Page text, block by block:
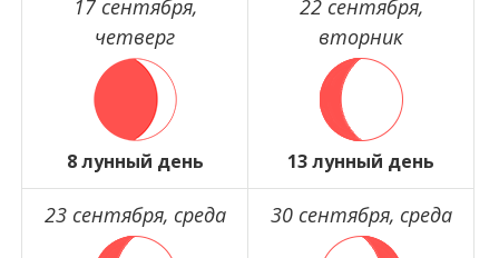
17 сентября,
четверг
8 лунный день
22 сентября,
вторник
13 лунный день
23 сентября, среда 30 сентября, среда